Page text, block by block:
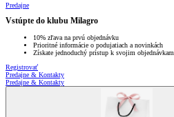
Predajne
Vstúpte do klubu Milagro
10% zľava na prvú objednávku
Prioritné informácie o podujatiach a novinkách
Získate jednoduchý prístup k svojim objednávkam
Registrovať
Predajne & Kontakty
Predajne & Kontakty